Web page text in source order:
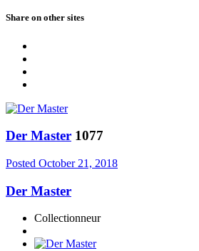
Share on other sites
Der Master 1077
Posted October 21, 2018
Der Master
Collectionneur